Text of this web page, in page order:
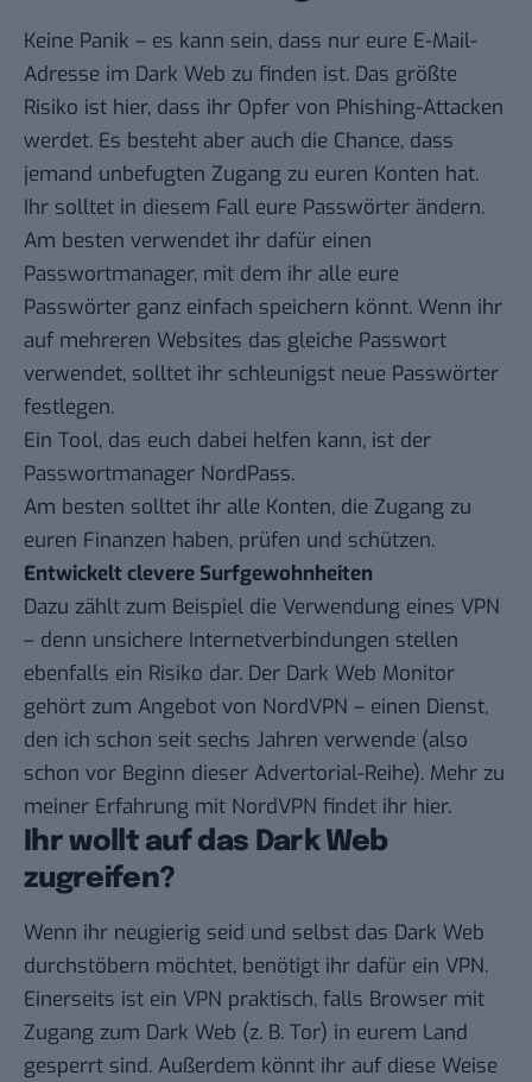
Keine Panik – es kann sein, dass nur eure E-Mail-
Adresse im Dark Web zu finden ist. Das größte
Risiko ist hier, dass ihr Opfer von Phishing-Attacken
werdet. Es besteht aber auch die Chance, dass
jemand unbefugten Zugang zu euren Konten hat.
Ihr solltet in diesem Fall eure Passwörter ändern.
Am besten verwendet ihr dafür einen
Passwortmanager, mit dem ihr alle eure
Passwörter ganz einfach speichern könnt. Wenn ihr
auf mehreren Websites das gleiche Passwort
verwendet, solltet ihr schleunigst neue Passwörter
festlegen.
Ein Tool, das euch dabei helfen kann, ist der
Passwortmanager NordPass.
Am besten solltet ihr alle Konten, die Zugang zu
euren Finanzen haben, prüfen und schützen.
Entwickelt clevere Surfgewohnheiten
Dazu zählt zum Beispiel die Verwendung eines VPN
– denn unsichere Internetverbindungen stellen
ebenfalls ein Risiko dar. Der Dark Web Monitor
gehört zum Angebot von NordVPN – einen Dienst,
den ich schon seit sechs Jahren verwende (also
schon vor Beginn dieser Advertorial-Reihe). Mehr zu
meiner Erfahrung mit NordVPN findet ihr hier.
Ihr wollt auf das Dark Web
zugreifen?
Wenn ihr neugierig seid und selbst das Dark Web
durchstöbern möchtet, benötigt ihr dafür ein VPN.
Einerseits ist ein VPN praktisch, falls Browser mit
Zugang zum Dark Web (z. B. Tor) in eurem Land
gesperrt sind. Außerdem könnt ihr auf diese Weise